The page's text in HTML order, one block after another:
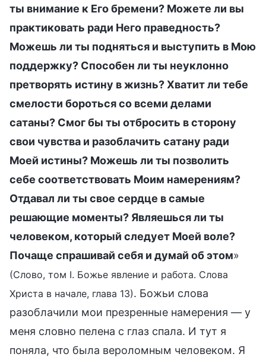
ты внимание к Его бремени? Можете ли вы
практиковать ради Него праведность?
Можешь ли ты подняться и выступить в Мою
поддержку? Способен ли ты неуклонно
претворять истину в жизнь? Хватит ли тебе
смелости бороться со всеми делами
сатаны? Смог бы ты отбросить в сторону
свои чувства и разоблачить сатану ради
Моей истины? Можешь ли ты позволить
себе соответствовать Моим намерениям?
Отдавал ли ты свое сердце в самые
решающие моменты? Являешься ли ты
человеком, который следует Моей воле?
Почаще спрашивай себя и думай об этом»
(Слово, том I. Божье явление и работа. Слова
Христа в начале, глава 13). Божьи слова
разоблачили мои презренные намерения — у
меня словно пелена с глаз спала. И тут я
поняла, что была вероломным человеком. Я